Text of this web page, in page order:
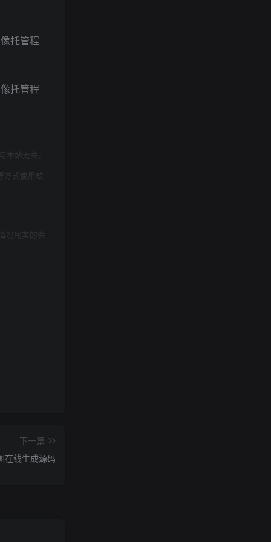
站无关。
式使用软
况属实的会
下一篇
在线生成源码